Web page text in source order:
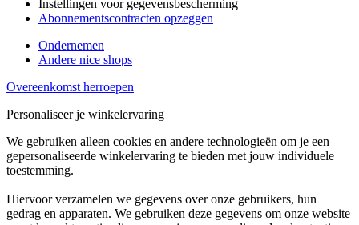
Instellingen voor gegevensbescherming
Abonnementscontracten opzeggen
Ondernemen
Andere nice shops
Overeenkomst herroepen
Personaliseer je winkelervaring
We gebruiken alleen cookies en andere technologieën om je een
gepersonaliseerde winkelervaring te bieden met jouw individuele
toestemming.
Hiervoor verzamelen we gegevens over onze gebruikers, hun
gedrag en apparaten. We gebruiken deze gegevens om onze website